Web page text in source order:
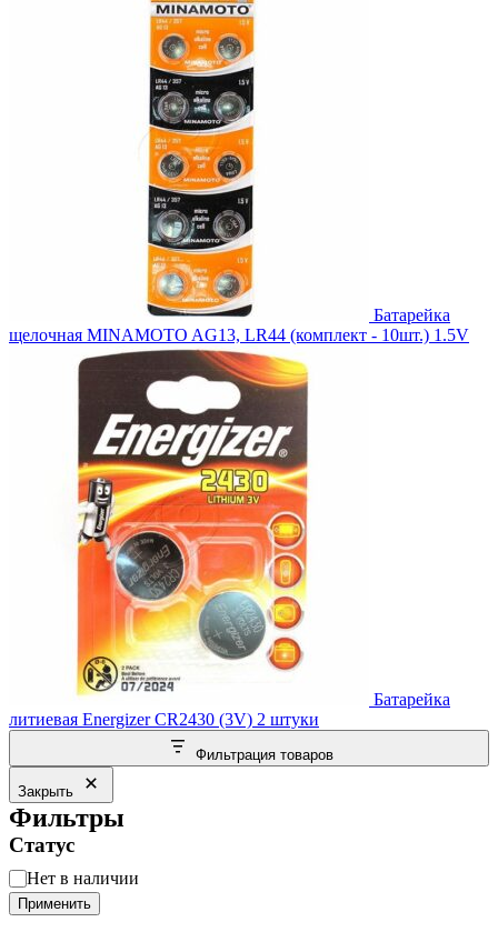
Батарейка
щелочная MINAMOTO AG13, LR44 (комплект - 10шт.) 1.5V
Батарейка
литиевая Energizer CR2430 (3V) 2 штуки
Фильтрация товаров
Закрыть
Фильтры
Статус
Статус
Нет в наличии
Применить